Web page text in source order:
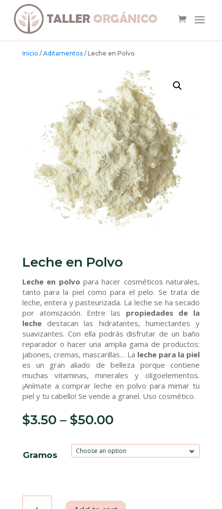
Inicio / Aditamentos/ Leche en Polvo
Leche en Polvo
Leche en polvo para hacer cosméticos naturales,
tanto para la piel como para el pelo. Se trata de
leche, entera y pasteurizada. La leche se ha secado
por atomización. Entre las propiedades de la
lechedestacan las hidratantes, humectantes y
suavizantes. Con ella podrás disfrutar de un baño
reparador o hacer una amplia gama de productos:
jabones, cremas, mascarillas… La leche para la piel
es un gran aliado de belleza porque contiene
muchas vitaminas, minerales y oligoelementos.
¡Anímate a comprar leche en polvo para mimar tu
piel y tu cabello! Se vende a granel. Uso cosmético.
$3.50– $50.00
Gramos
Leche